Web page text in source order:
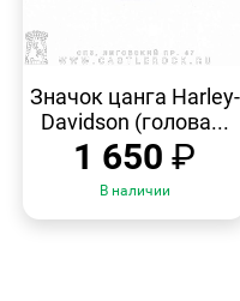
ПРОСМОТР
Значок цанга Harley-
Davidson (голова...
1 650 ₽
В наличии